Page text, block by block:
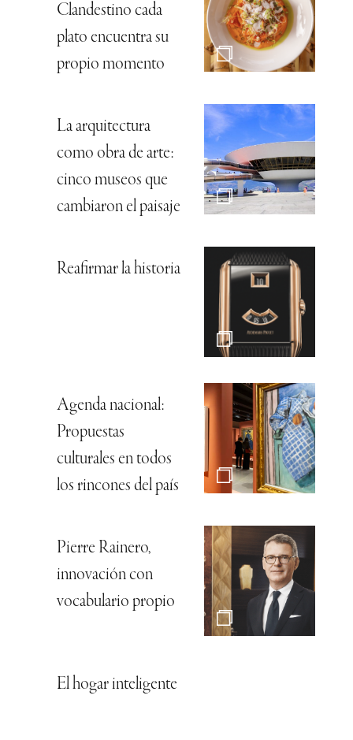
Clandestino cada
plato encuentra su
propio momento
La arquitectura
como obra de arte:
cinco museos que
cambiaron el paisaje
Reafirmar la historia
Agenda nacional:
Propuestas
culturales en todos
los rincones del país
Pierre Rainero,
innovación con
vocabulario propio
El hogar inteligente